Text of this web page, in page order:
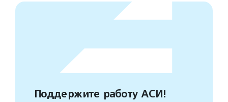
Поддержите работу АСИ!